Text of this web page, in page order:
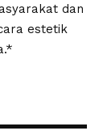
dan
estetik